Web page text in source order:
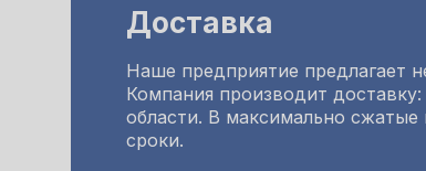
Доставка
Наше предприятие предлагает
Компания производит
области. В максимально сжатые
сроки.